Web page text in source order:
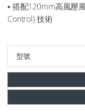
▪ 搭配120mm高風壓
Control) 技術